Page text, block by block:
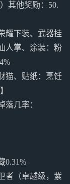
其他奖励：50.
耀下装、武器挂
人掌、涂装：粉
猫、贴纸：烹饪
落几率：
0.31%
者（卓越级，紫